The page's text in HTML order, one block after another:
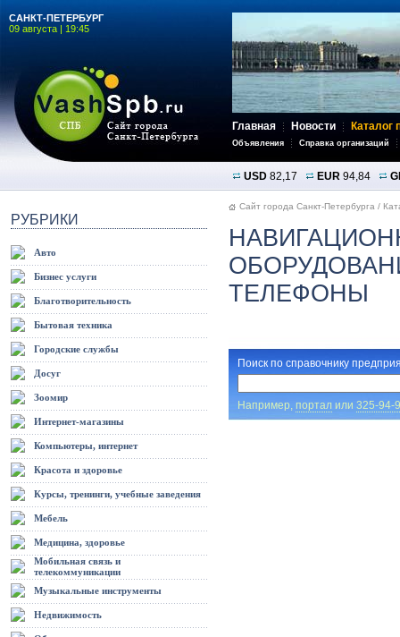
САНКТ-ПЕТЕРБУРГ
09 августа | 19:45
Главная Новости Каталог
Объявления Справка организаций
USD 82,17 EUR 94,84
РУБРИКИ
Авто
Бизнес услуги
Благотворительность
Бытовая техника
Городские службы
Досуг
Зоомир
Интернет-магазины
Компьютеры, интернет
Красота и здоровье
Курсы, тренинги, учебные заведения
Мебель
Медицина, здоровье
Мобильная связь и
телекоммуникации
Музыкальные инструменты
Недвижимость
Сайт города Санкт-Петербурга /
ТЕЛЕФОНЫ
Поиск по справочнику
Например, порталили 325-94-